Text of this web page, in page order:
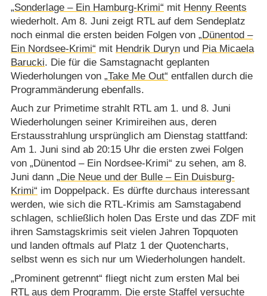
„Sonderlage – Ein Hamburg-Krimi“ mit Henny Reents
wiederholt. Am 8. Juni zeigt RTL auf dem Sendeplatz
noch einmal die ersten beiden Folgen von „Dünentod –
Ein Nordsee-Krimi“ mit Hendrik Durynund Pia Micaela
Barucki. Die für die Samstagnacht geplanten
Wiederholungen von „Take Me Out“ entfallen durch die
Programmänderung ebenfalls.
Auch zur Primetime strahlt RTL am 1. und 8. Juni
Wiederholungen seiner Krimireihen aus, deren
Erstausstrahlung ursprünglich am Dienstag stattfand:
Am 1. Juni sind ab 20:15 Uhr die ersten zwei Folgen
von „Dünentod – Ein Nordsee-Krimi“ zu sehen, am 8.
Juni dann „Die Neue und der Bulle – Ein Duisburg-
Krimi“ im Doppelpack. Es dürfte durchaus interessant
werden, wie sich die RTL-Krimis am Samstagabend
schlagen, schließlich holen Das Erste und das ZDF mit
ihren Samstagskrimis seit vielen Jahren Topquoten
und landen oftmals auf Platz 1 der Quotencharts,
selbst wenn es sich nur um Wiederholungen handelt.
„Prominent getrennt“ fliegt nicht zum ersten Mal bei
RTL aus dem Programm. Die erste Staffel versuchte